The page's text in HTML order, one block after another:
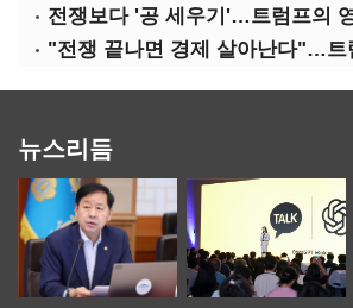
전쟁보다 '공 세우기'…트럼프의
뉴스리듬